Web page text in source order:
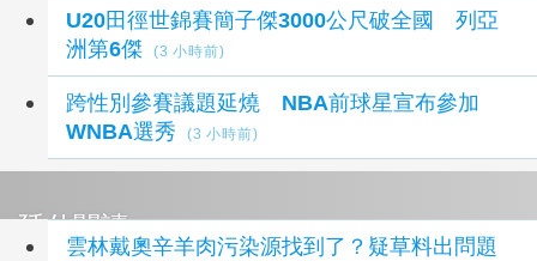
U20田徑世錦賽簡子傑3000公尺破全國 列亞
洲第6傑
(3 小時前)
跨性別參賽議題延燒 NBA前球星宣布參加
WNBA選秀
(3 小時前)
延伸閱讀
雲林戴奧辛羊肉污染源找到了？疑草料出問題